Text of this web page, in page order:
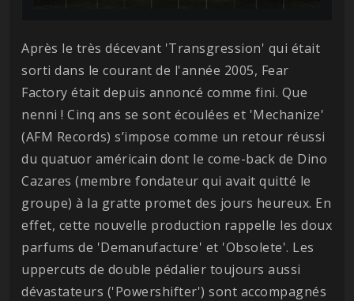
Après le très décevant 'Transgression' qui était
sorti dans le courant de l'année 2005, Fear
Factory était depuis annoncé comme fini. Que
nenni ! Cinq ans se sont écoulées et 'Mechanize'
(AFM Records) s’impose comme un retour réussi
du quatuor américain dont le come-back de Dino
Cazares (membre fondateur qui avait quitté le
groupe) à la gratte promet des jours heureux. En
effet, cette nouvelle production rappelle les doux
parfums de 'Demanufacture' et 'Obsolete'. Les
uppercuts de double pédalier toujours aussi
dévastateurs ('Powershifter') sont accompagnés